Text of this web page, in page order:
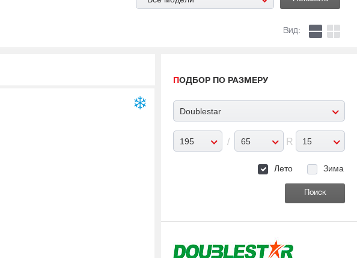
Вид:
ПОДБОР ПО РАЗМЕРУ
Doublestar
195 / 65 R 15
Лето Зима